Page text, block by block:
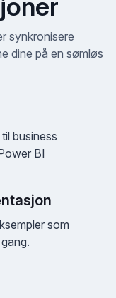
synkronisere
dine på en sømløs
business
BI
som